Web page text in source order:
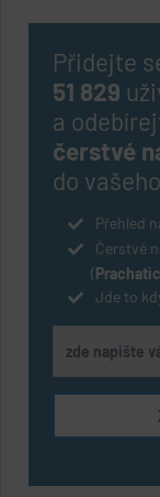
Přidejte
51 829
a
čerstvé
do
Přehled
Čerstvé
(
Jde to